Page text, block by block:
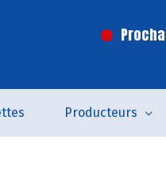
Producteurs